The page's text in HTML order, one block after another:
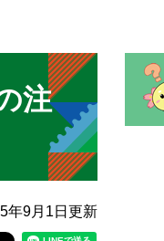
注
年9月1日更新